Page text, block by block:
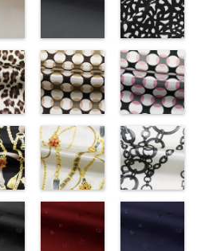
wp-
2013/04/221.jpg
ュ
％
、
、
、
、
(19/OT)
http://www.anys.co.jp/wp-
content/uploads/2013/02/19.jpg
19 ブラック
ステル100％
CHARALIST、
d.、
DOLCELABY、
JEANNE、
LUNAMARY、
LUNAMARY
ワイト模様
(KKP3601-
24-C)
http://
24-c.jpg
KKP3601-24-
C ブラック×
ホワイト
テル100％
DOLCELABY、
FairyRose
wp-
55-
柄ベージュ
(KKP1092-
93-C/UN)
http://www.anys.co.jp/wp-
93-c.jpg
KKP1092-93-
ベージュ
柄ピンク
(KKP1092-
93-D/UN)
http://
93-d.jpg
KKP1092-93-
ピンク
ック
ト柄ホワイト
(KKP1092-
137-A/UN)
ワイト
(KKP2090-
145-A/UN)